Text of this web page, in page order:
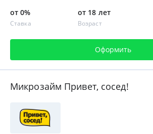
от 0%
Ставка
от 18 лет
Возраст
Оформить
Микрозайм Привет, сосед!